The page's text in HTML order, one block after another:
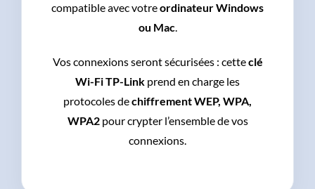
compatible avec votreordinateur Windows
ou Mac.
Vos connexions seront sécurisées : cetteclé
Wi-Fi TP-Link prend en charge les
protocoles dechiffrement WEP, WPA,
WPA2pour crypter l’ensemble de vos
connexions.